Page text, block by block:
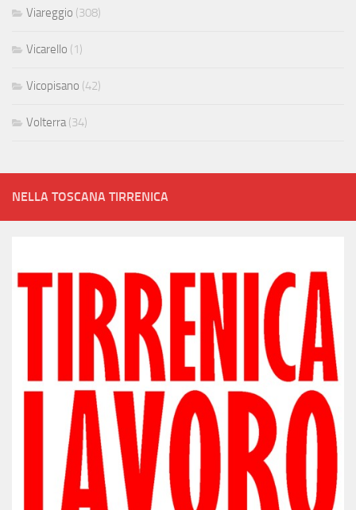
Viareggio (308)
Vicarello (1)
Vicopisano (42)
Volterra (34)
NELLA TOSCANA TIRRENICA